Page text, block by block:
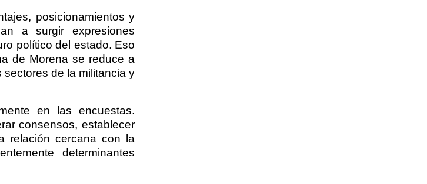
posicionamientos y
a surgir expresiones
político del estado. Eso
de Morena se reduce a
de la militancia y
en las encuestas.
consensos, establecer
relación cercana con la
determinantes